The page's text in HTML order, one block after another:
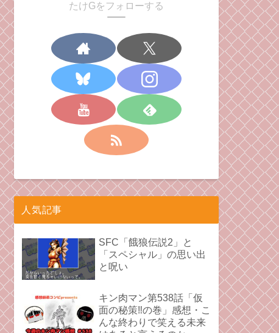
たけGをフォローする
人気記事
SFC「餓狼伝説2」と
「スペシャル」の思い出
と呪い
キン肉マン第538話「仮
面の秘策‼︎の巻」感想・こ
んな終わりで笑える未来